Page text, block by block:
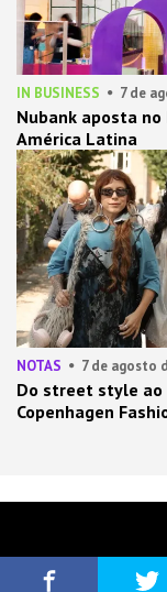
IN BUSINESS 7 de
Nubank aposta
América Latina
NOTAS 7 de agosto
Do street style ao
Copenhagen